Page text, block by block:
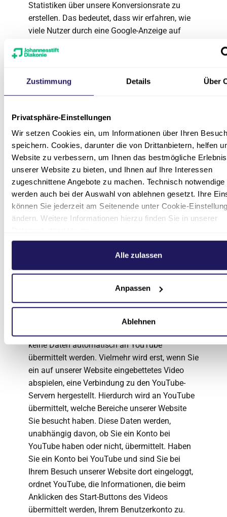
Zustimmung Details Über
Privatsphäre-Einstellungen
Wir setzen Cookies ein, um Informationen über Ihren
speichern. Cookies, darunter die von Drittanbietern, helfen
Website zu verbessern, um Ihnen das bestmögliche
unserer Website zu bieten, und Ihnen auf Ihre Interessen
zugeschnittene Angebote zu machen. Technisch
werden auch bei der Auswahl von ablehnen gesetzt. Ihre
können Sie jederzeit am Seitenende unter Cookie-
ändern. Weitere Informationen hierzu finden Sie in unserer
Alle zulassen
Anpassen
Ablehnen
Statistiken über unsere Konversionsrate zu
erstellen. Das bedeutet, dass wir erfahren, wie
viele Nutzer durch eine Google-Anzeige auf
von 30 Tagen ein Produkt erwerben. Wenn Sie
möchten, können Sie Cookies für Conversion-
Tracking deaktivieren, indem Sie in Ihren
von der entsprechenden Domain blockiert
werden: Google AdWords:
googleadservices.com
YouTube und DoubleClick
Auf unserer Website sind Videos von YouTube,
ein Service der Google Ireland Ltd., Gordon
House, Barrow Street, Dublin 4, Ireland
eingebunden. Wir nutzen den Dienst von
mittels Videos besonders anschaulich zu
vermitteln (Art. 6 Abs. 1 S. 1 f) DSGVO; § 6 Nr. 4
Wir haben die YouTube-Videos im erweiterten
Datenschutzmodus eingebunden. Dies stellt
keine Daten automatisch an YouTube
übermittelt werden. Vielmehr wird erst, wenn Sie
ein auf unserer Website eingebettetes Video
abspielen, eine Verbindung zu den YouTube-
Servern hergestellt. Hierdurch wird an YouTube
übermittelt, welche Bereiche unserer Website
Sie besucht haben. Diese Daten werden,
unabhängig davon, ob Sie ein Konto bei
YouTube haben oder nicht, übermittelt. Haben
Sie ein Konto bei YouTube und sind Sie bei
Ihrem Besuch unserer Website dort eingeloggt,
ordnet YouTube, die Informationen, die beim
Anklicken des Start-Buttons des Videos
übermittelt werden, Ihrem Benutzerkonto zu.